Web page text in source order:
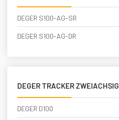
DEGER S100-AG-SR
DEGER S100-AG-DR
DEGER TRACKER ZWEIACHSIG
DEGER D100